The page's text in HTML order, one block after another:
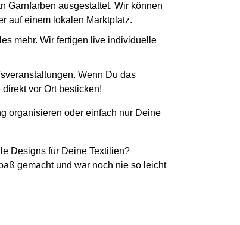
Garnfarben ausgestattet. Wir können
auf einem lokalen Marktplatz.
mehr. Wir fertigen live individuelle
Wenn Du das
vor Ort besticken!
organisieren oder einfach nur Deine
Designs für Deine Textilien?
gemacht und war noch nie so leicht